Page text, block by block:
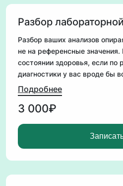
Разбор
Разбор ваших анализов
не на референсные значения.
состоянии здоровья, если по
диагностики у вас вроде бы
чувствуете вы себя плохо,
постоянная усталость.
Объяснение всех отклонений,
лабораторной диагностики.
При необходимости составлю
письменном виде.
Подробнее
3 000₽